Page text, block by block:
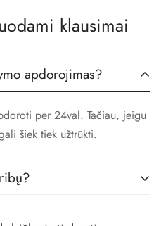
klausimai
apdorojimas?
per 24val. Tačiau, jeigu
šiek tiek užtrūkti.